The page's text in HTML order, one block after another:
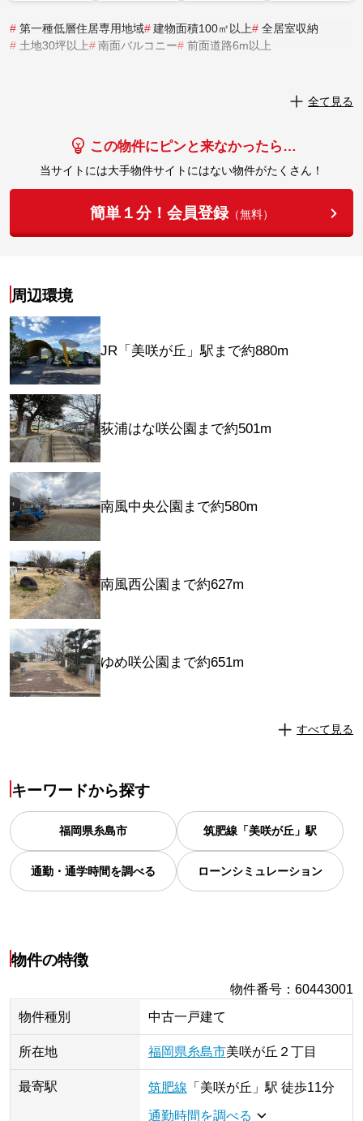
# 第一種低層住居専用地域# 建物面積100㎡以上# 全居室収納
# 土地30坪以上# 南面バルコニー# 前面道路6m以上
全て見る
この物件にピンと来なかったら…
当サイトには大手物件サイトにはない物件がたくさん！
簡単１分！会員登録（無料）
周辺環境
JR「美咲が丘」駅まで約880m
荻浦はな咲公園まで約501m
南風中央公園まで約580m
南風西公園まで約627m
ゆめ咲公園まで約651m
すべて見る
キーワードから探す
福岡県糸島市 筑肥線「美咲が丘」駅
通勤・通学時間を調べる ローンシミュレーション
物件の特徴
物件番号 ：60443001
物件種別
中古一戸建て
所在地 福岡県糸島市美咲が丘 ２丁目
最寄駅 筑肥線 「 美咲が丘 」 駅 徒歩11分
通勤時間を調べる